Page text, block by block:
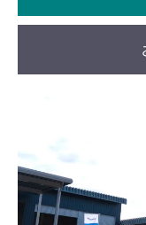
ミ
ミッ
ミ
ミッ
ミッ
ミッ
ミッ
ミッ
ミッ
CM181